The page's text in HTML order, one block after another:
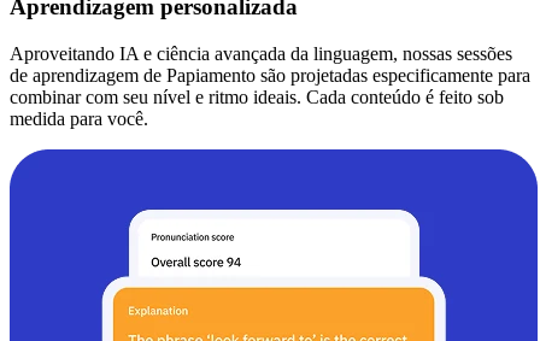
Aprendizagem personalizada
Aproveitando IA e ciência avançada da linguagem, nossas sessões
de aprendizagem de Papiamento são projetadas especificamente para
combinar com seu nível e ritmo ideais. Cada conteúdo é feito sob
medida para você.